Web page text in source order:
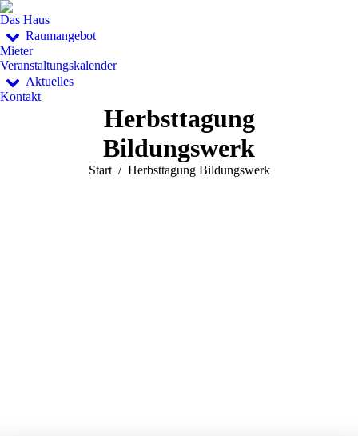
Das Haus
Raumangebot
Mieter
Veranstaltungskalender
Aktuelles
Kontakt
Herbsttagung
Bildungswerk
Sie befinden sich hier:
Start Herbsttagung Bildungswerk